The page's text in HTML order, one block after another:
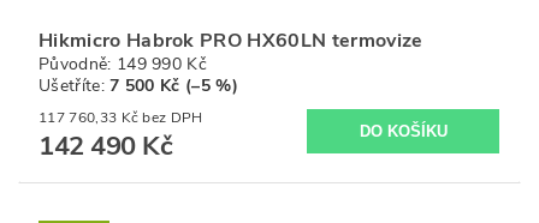
Hikmicro Habrok PRO HX60LN termovize
Původně: 149 990 Kč
Ušetříte:7 500 Kč (–5 %)
117 760,33 Kč bez DPH
142 490 Kč